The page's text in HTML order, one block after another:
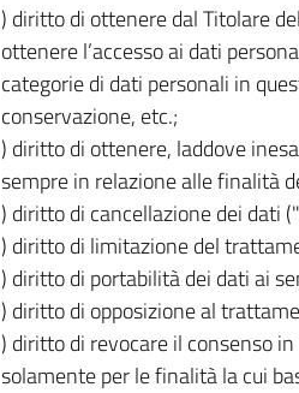
) diritto di ottenere dal Titolare
ottenere l’accesso ai dati
categorie di dati personali in
conservazione, etc.;
) diritto di ottenere, laddove
sempre in relazione alle finalità
) diritto di cancellazione dei dati
) diritto di limitazione del
) diritto di portabilità dei dati ai
) diritto di opposizione al
) diritto di revocare il consenso
solamente per le finalità la cui